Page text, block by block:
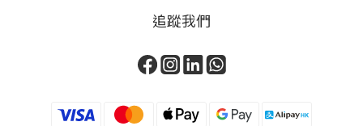
追蹤我們